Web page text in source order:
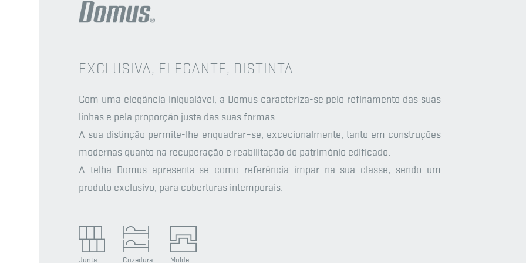
EXCLUSIVA, ELEGANTE, DISTINTA
Com uma elegância inigualável, a Domus caracteriza-se pelo refinamento das suas
linhas e pela proporção justa das suas formas.
A sua distinção permite-lhe enquadrar–se, excecionalmente, tanto em construções
modernas quanto na recuperação e reabilitação do património edificado.
A telha Domus apresenta-se como referência ímpar na sua classe, sendo um
produto exclusivo, para coberturas intemporais.
Junta Cozedura Molde